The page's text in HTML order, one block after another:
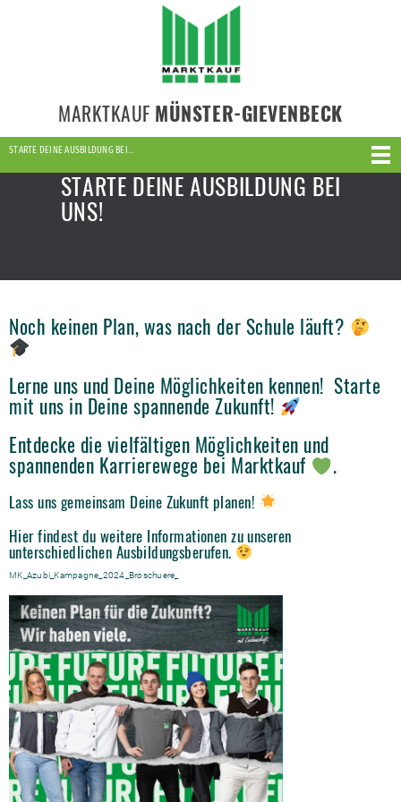
MARKTKAUF MÜNSTER-GIEVENBECK
STARTE DEINE AUSBILDUNG BEI…
STARTE DEINE AUSBILDUNG BEI
UNS!
Noch keinen Plan, was nach der Schule läuft?
Lerne uns und Deine Möglichkeiten kennen! Starte
mit uns in Deine spannende Zukunft!
Entdecke die vielfältigen Möglichkeiten und
spannenden Karrierewege bei Marktkauf .
Lass uns gemeinsam Deine Zukunft planen!
Hier findest du weitere Informationen zu unseren
unterschiedlichen Ausbildungsberufen.
MK_Azubi_Kampagne_2024_Broschuere_